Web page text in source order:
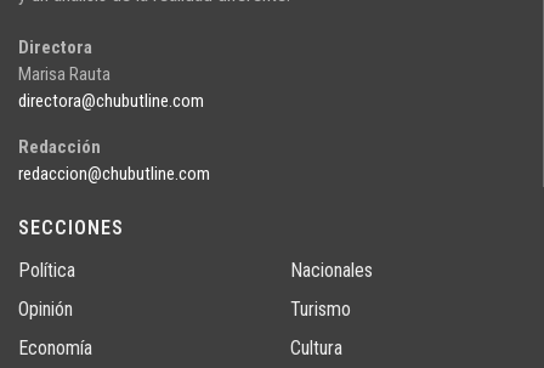
Directora
Marisa Rauta
directora@chubutline.com
Redacción
redaccion@chubutline.com
SECCIONES
Política
Opinión
Economía
Nacionales
Turismo
Cultura